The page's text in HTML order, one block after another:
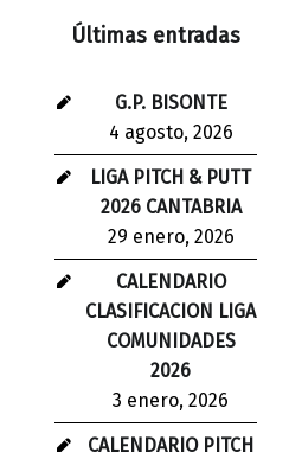
Últimas entradas
G.P. BISONTE
4 agosto, 2026
LIGA PITCH & PUTT
2026 CANTABRIA
29 enero, 2026
CALENDARIO
CLASIFICACION LIGA
COMUNIDADES
2026
3 enero, 2026
CALENDARIO PITCH